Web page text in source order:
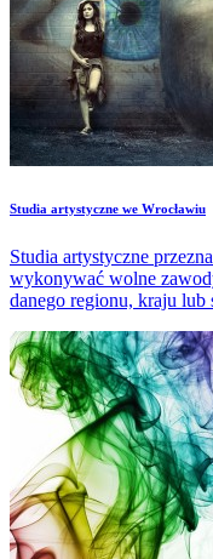
Studia artystyczne we Wrocławiu
Studia artystyczne
wykonywać wolne
danego regionu, kraju lub